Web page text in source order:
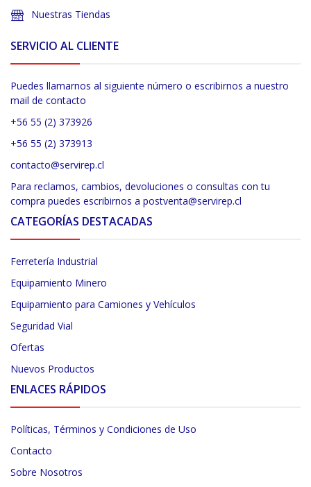
Nuestras Tiendas
SERVICIO AL CLIENTE
Puedes llamarnos al siguiente número o escribirnos a nuestro
mail de contacto
+56 55 (2) 373926
+56 55 (2) 373913
contacto@servirep.cl
Para reclamos, cambios, devoluciones o consultas con tu
compra puedes escribirnos a postventa@servirep.cl
CATEGORÍAS DESTACADAS
Ferretería Industrial
Equipamiento Minero
Equipamiento para Camiones y Vehículos
Seguridad Vial
Ofertas
Nuevos Productos
ENLACES RÁPIDOS
Políticas, Términos y Condiciones de Uso
Contacto
Sobre Nosotros